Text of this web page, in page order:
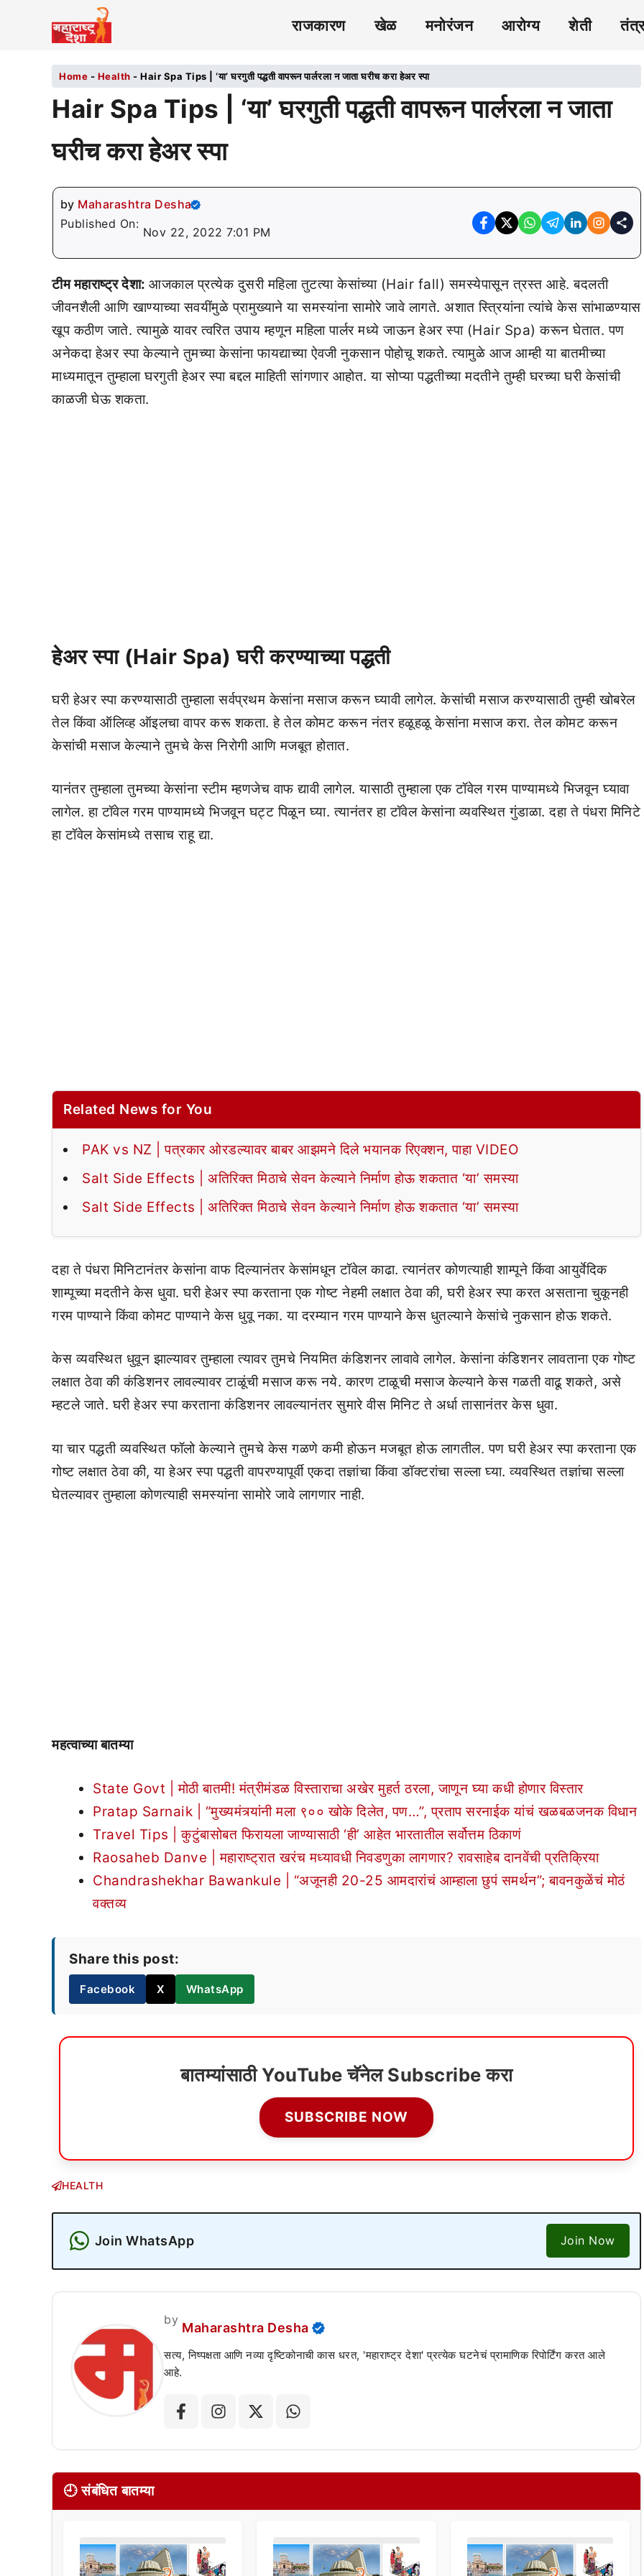
राजकारण खेळ मनोरंजन आरोग्य शेती
Home - Health - Hair Spa Tips | ‘या’ घरगुती पद्धती वापरून पार्लरला न जाता घरीच करा हेअर स्पा
Hair Spa Tips | ‘या’ घरगुती पद्धती वापरून पार्लरला न जाता
घरीच करा हेअर स्पा
by Maharashtra Desha
Published On:
Nov 22, 2022 7:01 PM
टीम महाराष्ट्र देशा: आजकाल प्रत्येक दुसरी महिला तुटत्या केसांच्या (Hair fall) समस्येपासून त्रस्त आहे. बदलती
जीवनशैली आणि खाण्याच्या सवयींमुळे प्रामुख्याने या समस्यांना सामोरे जावे लागते. अशात स्त्रियांना त्यांचे केस सांभाळण्यास
खूप कठीण जाते. त्यामुळे यावर त्वरित उपाय म्हणून महिला पार्लर मध्ये जाऊन हेअर स्पा (Hair Spa) करून घेतात. पण
अनेकदा हेअर स्पा केल्याने तुमच्या केसांना फायद्याच्या ऐवजी नुकसान पोहोचू शकते. त्यामुळे आज आम्ही या बातमीच्या
माध्यमातून तुम्हाला घरगुती हेअर स्पा बद्दल माहिती सांगणार आहोत. या सोप्या पद्धतीच्या मदतीने तुम्ही घरच्या घरी केसांची
काळजी घेऊ शकता.
हेअर स्पा (Hair Spa) घरी करण्याच्या पद्धती
घरी हेअर स्पा करण्यासाठी तुम्हाला सर्वप्रथम केसांना मसाज करून घ्यावी लागेल. केसांची मसाज करण्यासाठी तुम्ही खोबरेल
तेल किंवा ऑलिव्ह ऑइलचा वापर करू शकता. हे तेल कोमट करून नंतर हळूहळू केसांना मसाज करा. तेल कोमट करून
केसांची मसाज केल्याने तुमचे केस निरोगी आणि मजबूत होतात.
यानंतर तुम्हाला तुमच्या केसांना स्टीम म्हणजेच वाफ द्यावी लागेल. यासाठी तुम्हाला एक टॉवेल गरम पाण्यामध्ये भिजवून घ्यावा
लागेल. हा टॉवेल गरम पाण्यामध्ये भिजवून घट्ट पिळून घ्या. त्यानंतर हा टॉवेल केसांना व्यवस्थित गुंडाळा. दहा ते पंधरा मिनिटे
हा टॉवेल केसांमध्ये तसाच राहू द्या.
Related News for You
PAK vs NZ | पत्रकार ओरडल्यावर बाबर आझमने दिले भयानक रिएक्शन, पाहा VIDEO
Salt Side Effects | अतिरिक्त मिठाचे सेवन केल्याने निर्माण होऊ शकतात ‘या’ समस्या
Salt Side Effects | अतिरिक्त मिठाचे सेवन केल्याने निर्माण होऊ शकतात ‘या’ समस्या
दहा ते पंधरा मिनिटानंतर केसांना वाफ दिल्यानंतर केसांमधून टॉवेल काढा. त्यानंतर कोणत्याही शाम्पूने किंवा आयुर्वेदिक
शाम्पूच्या मदतीने केस धुवा. घरी हेअर स्पा करताना एक गोष्ट नेहमी लक्षात ठेवा की, घरी हेअर स्पा करत असताना चुकूनही
गरम पाण्याने किंवा कोमट पाण्याने केस धुवू नका. या दरम्यान गरम पाण्याने केस धुतल्याने केसांचे नुकसान होऊ शकते.
केस व्यवस्थित धुवून झाल्यावर तुम्हाला त्यावर तुमचे नियमित कंडिशनर लावावे लागेल. केसांना कंडिशनर लावताना एक गोष्ट
लक्षात ठेवा की कंडिशनर लावल्यावर टाळूंची मसाज करू नये. कारण टाळूची मसाज केल्याने केस गळती वाढू शकते, असे
म्हटले जाते. घरी हेअर स्पा करताना कंडिशनर लावल्यानंतर सुमारे वीस मिनिट ते अर्धा तासानंतर केस धुवा.
या चार पद्धती व्यवस्थित फॉलो केल्याने तुमचे केस गळणे कमी होऊन मजबूत होऊ लागतील. पण घरी हेअर स्पा करताना एक
गोष्ट लक्षात ठेवा की, या हेअर स्पा पद्धती वापरण्यापूर्वी एकदा तज्ञांचा किंवा डॉक्टरांचा सल्ला घ्या. व्यवस्थित तज्ञांचा सल्ला
घेतल्यावर तुम्हाला कोणत्याही समस्यांना सामोरे जावे लागणार नाही.
महत्वाच्या बातम्या
State Govt | मोठी बातमी! मंत्रीमंडळ विस्ताराचा अखेर मुहर्त ठरला, जाणून घ्या कधी होणार विस्तार
Pratap Sarnaik | “मुख्यमंत्र्यांनी मला ९०० खोके दिलेत, पण…”, प्रताप सरनाईक यांचं खळबळजनक विधान
Travel Tips | कुटुंबासोबत फिरायला जाण्यासाठी ‘ही’ आहेत भारतातील सर्वोत्तम ठिकाणं
Raosaheb Danve | महाराष्ट्रात खरंच मध्यावधी निवडणुका लागणार? रावसाहेब दानवेंची प्रतिक्रिया
Chandrashekhar Bawankule | “अजूनही 20-25 आमदारांचं आम्हाला छुपं समर्थन”; बावनकुळेंचं मोठं
वक्तव्य
Share this post:
Facebook X WhatsApp
बातम्यांसाठी YouTube चॅनेल Subscribe करा
SUBSCRIBE NOW
HEALTH
Join WhatsApp Join Now
by
Maharashtra Desha
सत्य, निष्पक्षता आणि नव्या दृष्टिकोनाची कास धरत, 'महाराष्ट्र देशा' प्रत्येक घटनेचं प्रामाणिक रिपोर्टिंग करत आले
आहे.
🕘 संबंधित बातम्या